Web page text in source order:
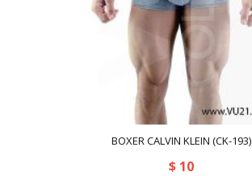
BOXER CALVIN KLEIN (CK-193)
$10